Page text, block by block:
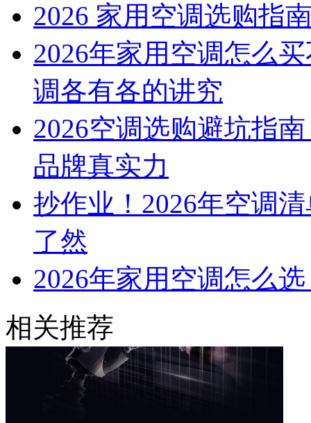
2026 家用空调选购指
2026年家用空调怎么
调各有各的讲究
2026空调选购避坑指
品牌真实力
抄作业！2026年空调
了然
2026年家用空调怎么
相关推荐